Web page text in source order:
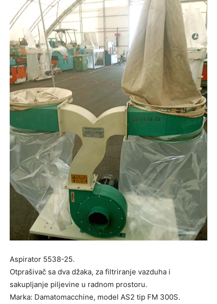
Aspirator 5538-25.
Otprašivač sa dva džaka, za filtriranje vazduha i
sakupljanje piljevine u radnom prostoru.
Marka: Damatomacchine, model AS2 tip FM 300S.